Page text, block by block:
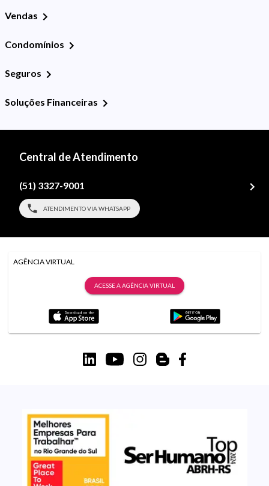
Vendas
Condomínios
Seguros
Soluções Financeiras
Central de Atendimento
(51) 3327-9001
ATENDIMENTO VIA WHATSAPP
AGÊNCIA VIRTUAL
ACESSE A AGÊNCIA VIRTUAL